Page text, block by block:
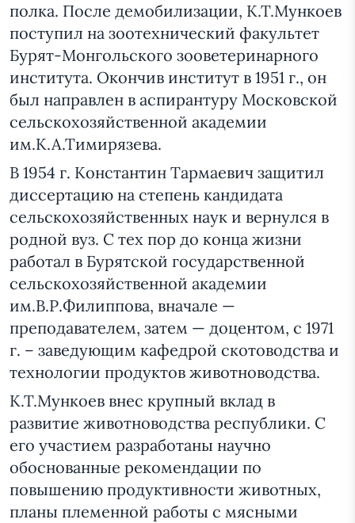
полка. После демобилизации, К.Т.Мункоев
поступил на зоотехнический факультет
Бурят-Монгольского зооветеринарного
института. Окончив институт в 1951 г., он
был направлен в аспирантуру Московской
сельскохозяйственной академии
им.К.А.Тимирязева.
В 1954 г. Константин Тармаевич защитил
диссертацию на степень кандидата
сельскохозяйственных наук и вернулся в
родной вуз. С тех пор до конца жизни
работал в Бурятской государственной
сельскохозяйственной академии
им.В.Р.Филиппова, вначале —
преподавателем, затем — доцентом, с 1971
г. – заведующим кафедрой скотоводства и
технологии продуктов животноводства.
К.Т.Мункоев внес крупный вклад в
развитие животноводства республики. С
его участием разработаны научно
обоснованные рекомендации по
повышению продуктивности животных,
планы племенной работы с мясными